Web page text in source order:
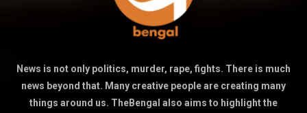
News is not only politics, murder, rape, fights. There is much
news beyond that. Many creative people are creating many
things around us. TheBengal also aims to highlight the